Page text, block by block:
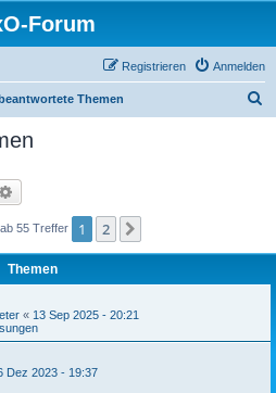
Forum
Anmelden
Registrieren
Themen
55 Treffer 1 2
Themen
« 13 Sep 2025 - 20:21
Dez 2023 - 19:37